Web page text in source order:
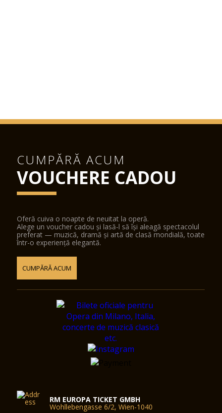
CUMPĂRĂ ACUM
VOUCHERE CADOU
Oferă cuiva o noapte de neuitat la operă.
Alege un voucher cadou și lasă-l să își aleagă spectacolul
preferat — muzică, dramă și artă de clasă mondială, toate
într-o experiență elegantă.
CUMPĂRĂ ACUM
RM EUROPA TICKET GMBH
Wohllebengasse 6/2, Wien-1040